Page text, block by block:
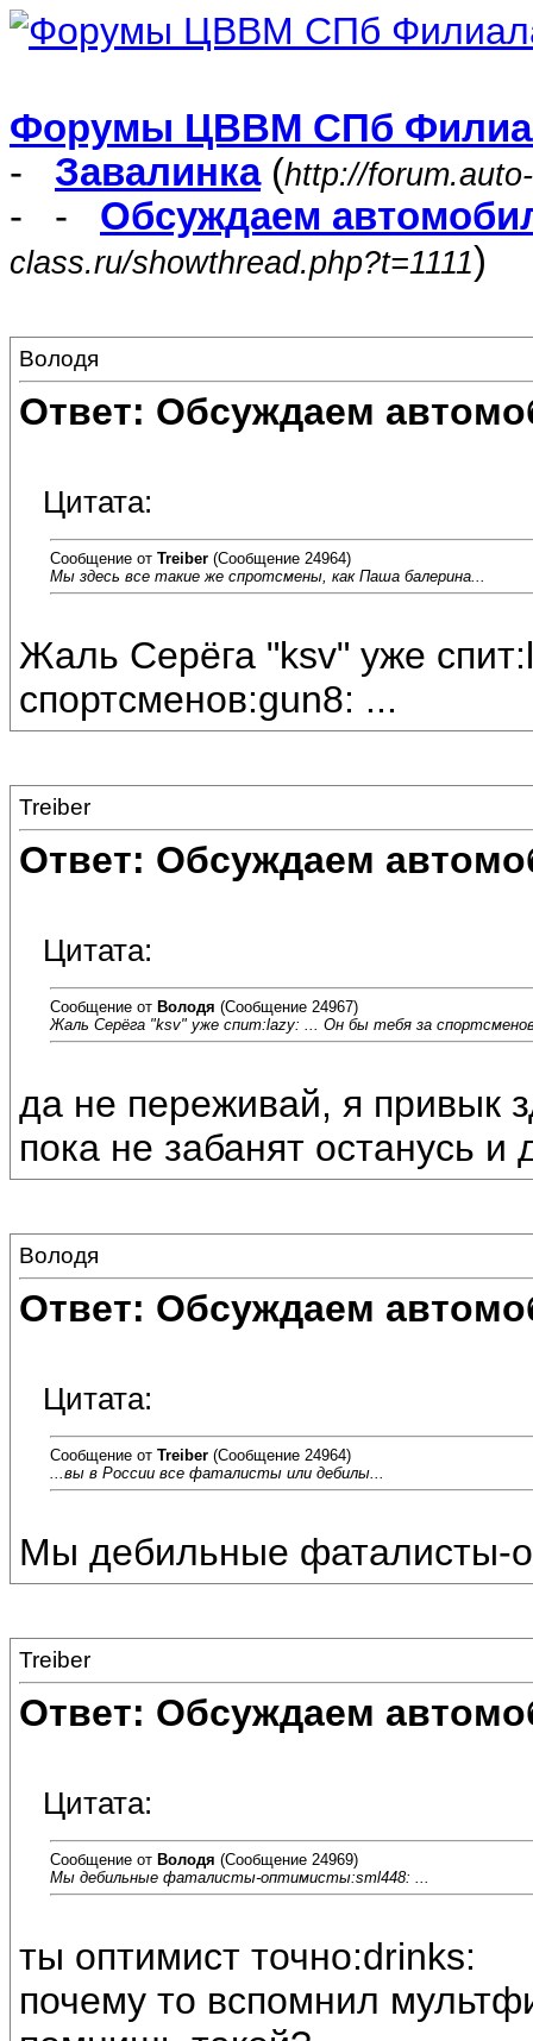
Форумы ЦВВМ СПб
- Завалинка(http://
- - Обсуждаем
class.ru/showthread.php?t=1111)
Володя
Ответ: Обсуждаем
Цитата:
Сообщение от Treiber (Сообщение 24964)
Мы здесь все такие же спротсмены, как Паша балерина...
Жаль Серёга "ksv" уже
спортсменов:gun8: ...
Treiber
Ответ: Обсуждаем
Цитата:
Сообщение от Володя (Сообщение 24967)
Жаль Серёга "ksv" уже спит:lazy: ... Он бы тебя за
да не переживай, я привык
пока не забанят останусь
Володя
Ответ: Обсуждаем
Цитата:
Сообщение от Treiber (Сообщение 24964)
...вы в России все фаталисты или дебилы...
Мы дебильные фаталисты-
Treiber
Ответ: Обсуждаем
Цитата:
Сообщение от Володя (Сообщение 24969)
Мы дебильные фаталисты-оптимисты:sml448: ...
ты оптимист точно:drinks:
почему то вспомнил